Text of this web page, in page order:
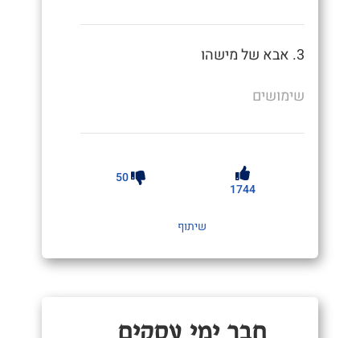
3. אבא של מישהו
שימושים
1744
50
שיתוף
חֲבֵר יְמֵי עֲסָקִים